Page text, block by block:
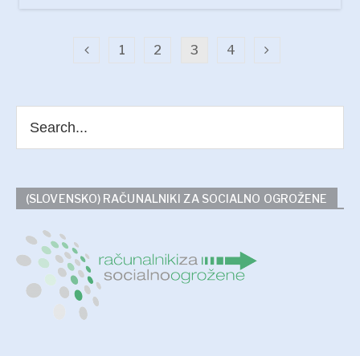
1 2 3 4
(SLOVENSKO) RAČUNALNIKI ZA SOCIALNO OGROŽENE